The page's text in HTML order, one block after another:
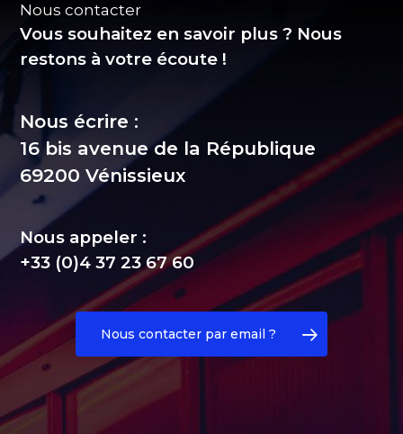
Nous contacter
Vous souhaitez en savoir plus ? Nous
restons à votre écoute !
Nous écrire :
16 bis avenue de la République
69200 Vénissieux
Nous appeler :
+33 (0)4 37 23 67 60
Nous contacter par email ?